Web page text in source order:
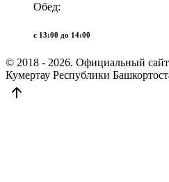
Обед:
c 13:00 до 14:00
© 2018 - 2026. Официальный сайт
Кумертау Республики